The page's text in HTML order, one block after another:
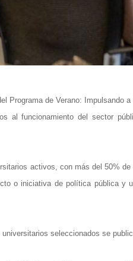
Programa de Verano: Impulsando
al funcionamiento del sector
activos, con más del 50%
o iniciativa de política pública y
universitarios seleccionados se